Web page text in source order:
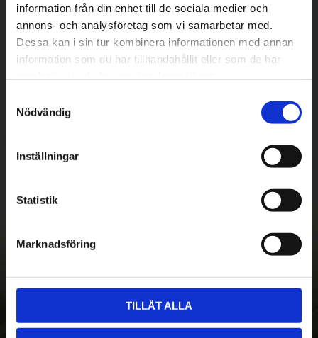
information från din enhet till de sociala medier och
annons- och analysföretag som vi samarbetar med.
Dessa kan i sin tur kombinera informationen med annan
information som du har tillhandahållit eller som de har
Nödvändig
Inställningar
Statistik
Marknadsföring
TILLÅT ALLA
Nyhetsbrev - Ta del av nyheter &
erbjudanden